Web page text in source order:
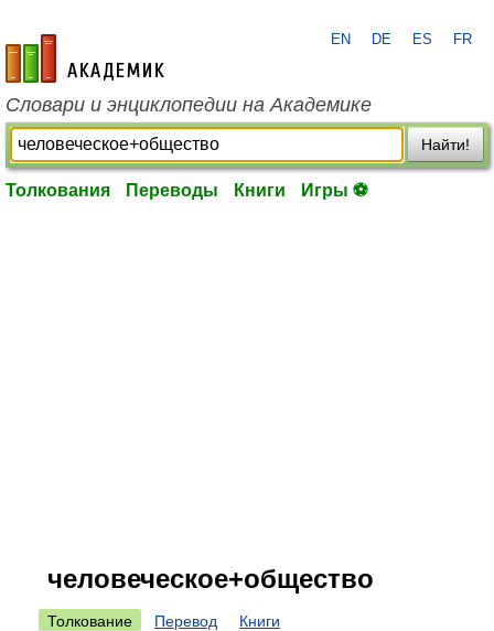
academic.ru
EN DE ES FR
Словари и энциклопедии на Академике
Найти!
Толкования Переводы Книги Игры ⚽
человеческое+общество
Толкование Перевод Книги